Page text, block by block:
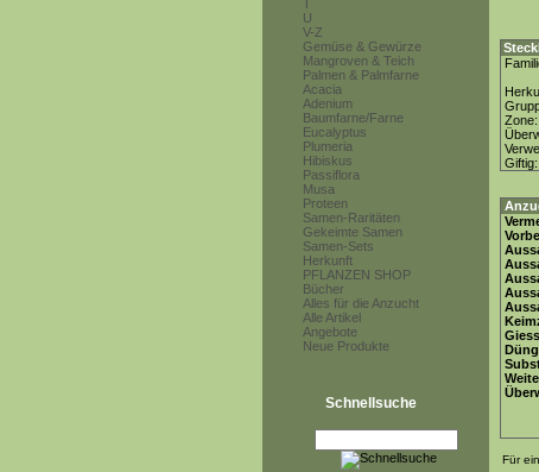
T
U
V-Z
Gemüse & Gewürze
Mangroven & Teich
Palmen & Palmfarne
Acacia
Adenium
Baumfarne/Farne
Eucalyptus
Plumeria
Hibiskus
Passiflora
Musa
Proteen
Samen-Raritäten
Gekeimte Samen
Samen-Sets
Herkunft
PFLANZEN SHOP
Bücher
Alles für die Anzucht
Alle Artikel
Angebote
Neue Produkte
Schnellsuche
Zone:
Giftig:
Für